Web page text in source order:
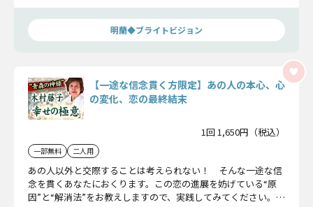
明蘭◆ブライトビジョン
【一途な信念貫く方限定】あの人の本心、心
の変化、恋の最終結末
1回 1,650円（税込）
一部無料 二人用
あの人以外と交際することは考えられない！ そんな一途な信
念を貫くあなたにおくります。この恋の進展を妨げている“原
因”と“解消法”をお教えしますので、実践してみてください。ま